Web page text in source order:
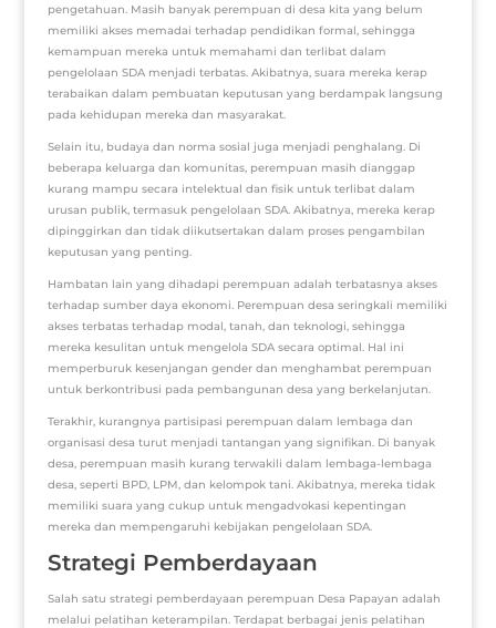
pengetahuan. Masih banyak perempuan di desa kita yang belum
memiliki akses memadai terhadap pendidikan formal, sehingga
kemampuan mereka untuk memahami dan terlibat dalam
pengelolaan SDA menjadi terbatas. Akibatnya, suara mereka kerap
terabaikan dalam pembuatan keputusan yang berdampak langsung
pada kehidupan mereka dan masyarakat.
Selain itu, budaya dan norma sosial juga menjadi penghalang. Di
beberapa keluarga dan komunitas, perempuan masih dianggap
kurang mampu secara intelektual dan fisik untuk terlibat dalam
urusan publik, termasuk pengelolaan SDA. Akibatnya, mereka kerap
dipinggirkan dan tidak diikutsertakan dalam proses pengambilan
keputusan yang penting.
Hambatan lain yang dihadapi perempuan adalah terbatasnya akses
terhadap sumber daya ekonomi. Perempuan desa seringkali memiliki
akses terbatas terhadap modal, tanah, dan teknologi, sehingga
mereka kesulitan untuk mengelola SDA secara optimal. Hal ini
memperburuk kesenjangan gender dan menghambat perempuan
untuk berkontribusi pada pembangunan desa yang berkelanjutan.
Terakhir, kurangnya partisipasi perempuan dalam lembaga dan
organisasi desa turut menjadi tantangan yang signifikan. Di banyak
desa, perempuan masih kurang terwakili dalam lembaga-lembaga
desa, seperti BPD, LPM, dan kelompok tani. Akibatnya, mereka tidak
memiliki suara yang cukup untuk mengadvokasi kepentingan
mereka dan mempengaruhi kebijakan pengelolaan SDA.
Strategi Pemberdayaan
Salah satu strategi pemberdayaan perempuan Desa Papayan adalah
melalui pelatihan keterampilan. Terdapat berbagai jenis pelatihan